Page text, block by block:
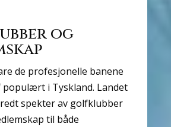
og
de profesjonelle banene
i Tyskland. Landet
spekter av golfklubber
til både